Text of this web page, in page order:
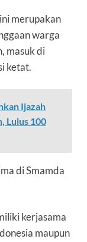
merupakan
warga
masuk di
ketat.
Ijazah
Lulus 100
di Smamda
kerjasama
maupun